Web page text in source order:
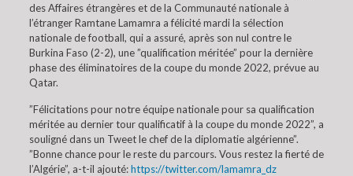
des Affaires étrangères et de la Communauté nationale à
l’étranger Ramtane Lamamra a félicité mardi la sélection
nationale de football, qui a assuré, après son nul contre le
Burkina Faso (2-2), une ”qualification méritée” pour la dernière
phase des éliminatoires de la coupe du monde 2022, prévue au
Qatar.
”Félicitations pour notre équipe nationale pour sa qualification
méritée au dernier tour qualificatif à la coupe du monde 2022”, a
souligné dans un Tweet le chef de la diplomatie algérienne”.
”Bonne chance pour le reste du parcours. Vous restez la fierté de
l’Algérie”, a-t-il ajouté:https://twitter.com/lamamra_dz